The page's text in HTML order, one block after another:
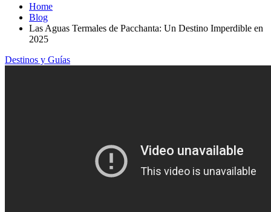
Home
Blog
Las Aguas Termales de Pacchanta: Un Destino Imperdible en
2025
Destinos y Guías